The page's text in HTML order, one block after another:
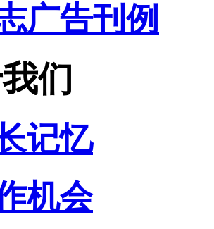
广告刊例
们
记忆
机会